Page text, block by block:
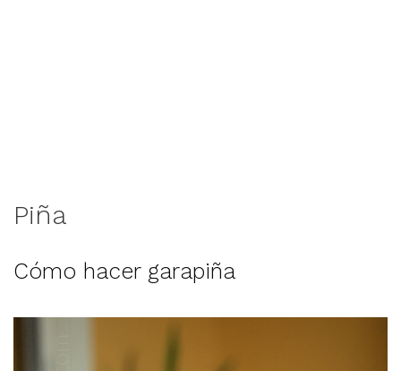
Piña
Cómo hacer garapiña